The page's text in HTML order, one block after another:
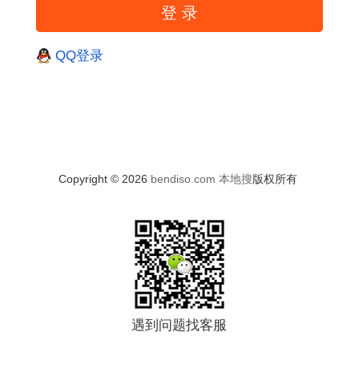
QQ登录
Copyright © 2026 bendiso.com 本地搜版权所有
遇到问题找客服